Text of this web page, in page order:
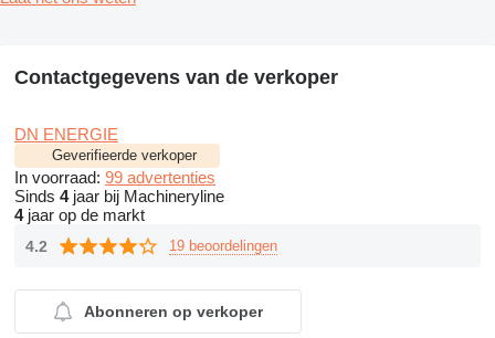
Contactgegevens van de verkoper
DN ENERGIE
Geverifieerde verkoper
In voorraad: 99 advertenties
Sinds 4jaar bij Machineryline
4jaar op de markt
4.2 19 beoordelingen
Abonneren op verkoper